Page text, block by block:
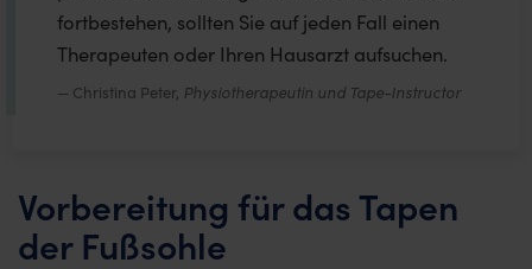
fortbestehen, sollten Sie auf jeden Fall einen
Therapeuten oder Ihren Hausarzt aufsuchen.
Christina Peter, Physiotherapeutin und Tape-Instructor
Vorbereitung für das Tapen
der Fußsohle